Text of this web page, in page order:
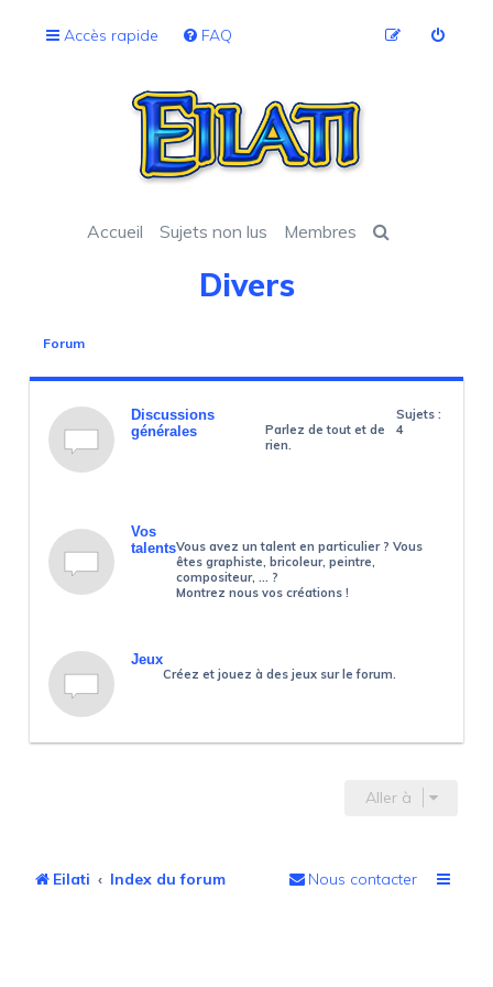
Accès rapide FAQ
Accueil Sujets non lus Membres
Divers
Forum
Discussions
générales
Parlez de tout et de
rien.
Sujets :
4
Vos
talentsVous avez un talent en particulier ? Vous
êtes graphiste, bricoleur, peintre,
compositeur, ... ?
Montrez nous vos créations !
Jeux
Créez et jouez à des jeux sur le forum.
Aller à
Eilati Index du forum Nous contacter